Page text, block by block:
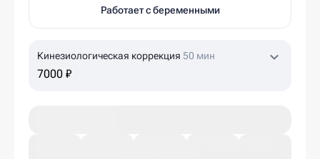
Работает с беременными
Кинезиологическая коррекция 50 мин
7000 ₽